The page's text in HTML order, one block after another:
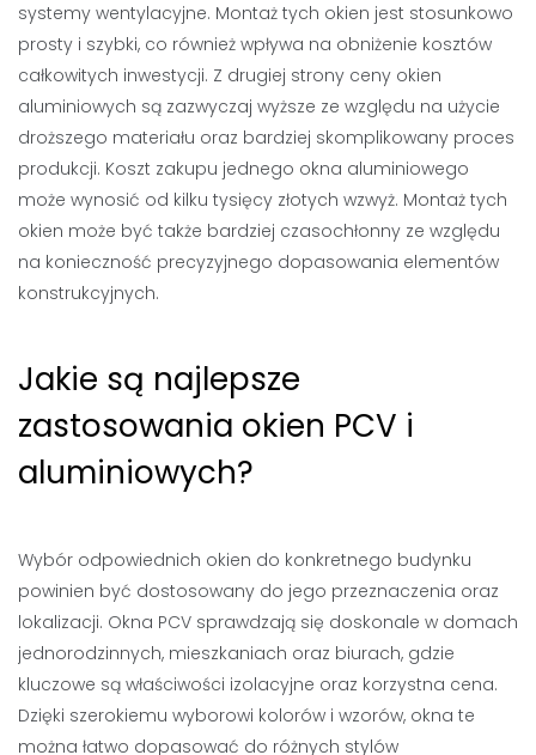
systemy wentylacyjne. Montaż tych okien jest stosunkowo
prosty i szybki, co również wpływa na obniżenie kosztów
całkowitych inwestycji. Z drugiej strony ceny okien
aluminiowych są zazwyczaj wyższe ze względu na użycie
droższego materiału oraz bardziej skomplikowany proces
produkcji. Koszt zakupu jednego okna aluminiowego
może wynosić od kilku tysięcy złotych wzwyż. Montaż tych
okien może być także bardziej czasochłonny ze względu
na konieczność precyzyjnego dopasowania elementów
konstrukcyjnych.
Jakie są najlepsze
zastosowania okien PCV i
aluminiowych?
Wybór odpowiednich okien do konkretnego budynku
powinien być dostosowany do jego przeznaczenia oraz
lokalizacji. Okna PCV sprawdzają się doskonale w domach
jednorodzinnych, mieszkaniach oraz biurach, gdzie
kluczowe są właściwości izolacyjne oraz korzystna cena.
Dzięki szerokiemu wyborowi kolorów i wzorów, okna te
można łatwo dopasować do różnych stylów